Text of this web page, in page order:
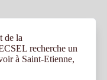
de la
recherche un
à Saint-Etienne,